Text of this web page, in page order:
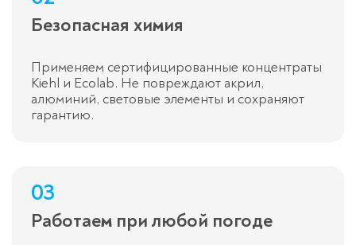
Безопасная химия
Применяем сертифицированные концентраты
Kiehl и Ecolab. Не повреждают акрил,
алюминий, световые элементы и сохраняют
гарантию.
03
Работаем при любой погоде